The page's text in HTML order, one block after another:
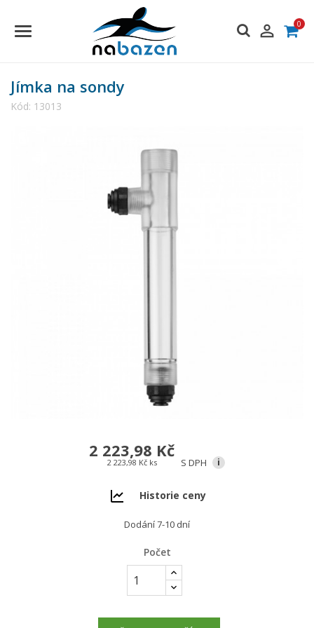
 0
Jímka na sondy
Kód: 13013
2 223,98 Kč
2 223,98 Kč ks S DPH i
Historie ceny
Dodání 7-10 dní
Počet